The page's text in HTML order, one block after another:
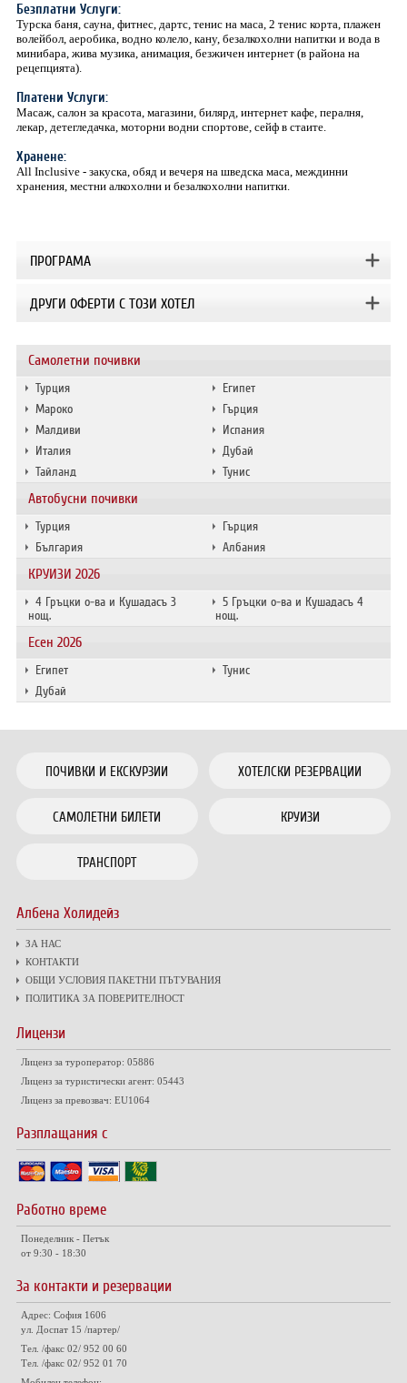
Самолетни почивки
Турция
Египет
Мароко
Гърция
Малдиви
Испания
Италия
Дубай
Тайланд
Тунис
Автобусни почивки
Турция
Гърция
България
Албания
КРУИЗИ 2026
4 Гръцки о-ва и Кушадасъ 3
нощ.
5 Гръцки о-ва и Кушадасъ 4
нощ.
Есен 2026
Египет
Тунис
Дубай
Безплатни Услуги:
Турска баня, сауна, фитнес, дартс, тенис на маса, 2 тенис корта, плажен
волейбол, аеробика, водно колело, кану, безалкохолни напитки и вода в
минибара, жива музика, анимация, безжичен интернет (в района на
рецепцията).
Платени Услуги:
Масаж, салон за красота, магазини, билярд, интернет кафе, пералня,
лекар, детегледачка, моторни водни спортове, сейф в стаите.
Хранене:
All Inclusive - закуска, обяд и вечеря на шведска маса, междинни
хранения, местни алкохолни и безалкохолни напитки.
ПРОГРАМА
ДРУГИ ОФЕРТИ С ТОЗИ ХОТЕЛ
ПОЧИВКИ И ЕКСКУРЗИИ ХОТЕЛСКИ РЕЗЕРВАЦИИ
САМОЛЕТНИ БИЛЕТИ КРУИЗИ
ТРАНСПОРТ
Албена Холидейз
ЗА НАС
КОНТАКТИ
ОБЩИ УСЛОВИЯ ПАКЕТНИ ПЪТУВАНИЯ
ПОЛИТИКА ЗА ПОВЕРИТЕЛНОСТ
Лицензи
Лиценз за туроператор: 05886
Лиценз за туристически агент: 05443
Лиценз за превозвач: EU1064
Разплащания с
Работно време
Понеделник - Петък
от 9:30 - 18:30
За контакти и резервации
Адрес: София 1606
ул. Доспат 15 /партер/
Тел. /факс 02/ 952 00 60
Тел. /факс 02/ 952 01 70